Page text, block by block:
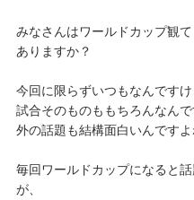
みなさんはワールドカップ観
ありますか？
今回に限らずいつもなんですけ
試合そのものももちろんなん
外の話題も結構面白いんですよ
毎回ワールドカップになると
が、